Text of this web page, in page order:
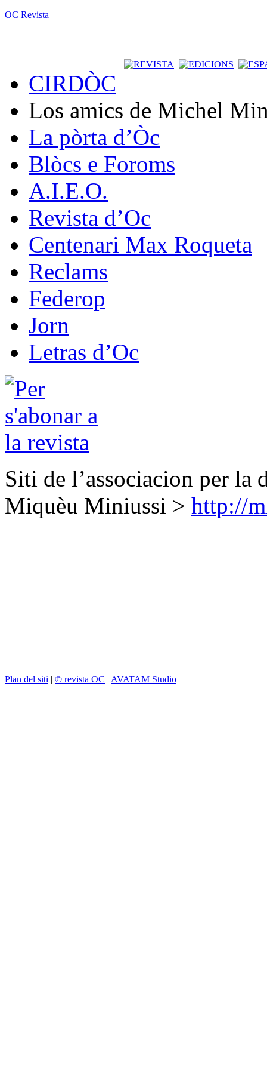
OC Revista
CIRDÒC
Los amics de Michel
La pòrta d’Òc
Blòcs e Foroms
A.I.E.O.
Revista d’Oc
Centenari Max Roqueta
Reclams
Federop
Jorn
Letras d’Oc
Siti de l’associacion per la
Miquèu Miniussi > http://
Plan del siti | © revista OC | AVATAM Studio